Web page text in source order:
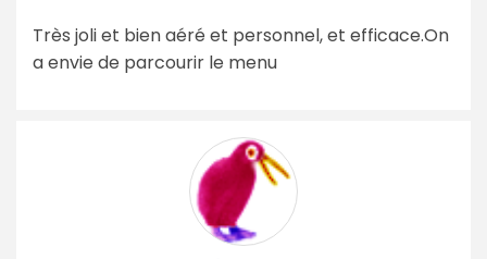
Très joli et bien aéré et personnel, et efficace.On
a envie de parcourir le menu